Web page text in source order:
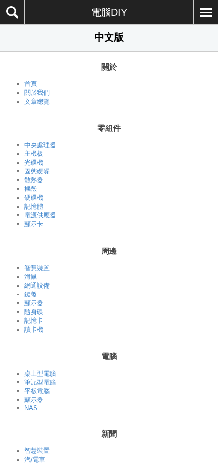
電腦DIY
中文版
關於
首頁
關於我們
文章總覽
零組件
中央處理器
主機板
光碟機
固態硬碟
散熱器
機殼
硬碟機
記憶體
電源供應器
顯示卡
周邊
智慧裝置
滑鼠
網通設備
鍵盤
顯示器
隨身碟
記憶卡
讀卡機
電腦
桌上型電腦
筆記型電腦
平板電腦
顯示器
NAS
新聞
智慧裝置
汽/電車